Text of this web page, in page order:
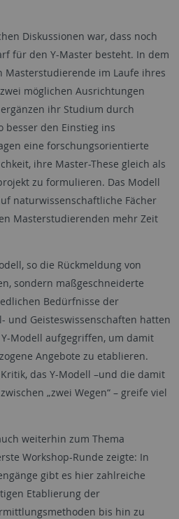
Diskussionen war, dass noch
für den Y-Master besteht. In dem
Masterstudierende im Laufe ihres
möglichen Ausrichtungen
ihr Studium durch
besser den Einstieg ins
eine forschungsorientierte
ihre Master-These gleich als
zu formulieren. Das Modell
naturwissenschaftliche Fächer
Masterstudierenden mehr Zeit
so die Rückmeldung von
sondern maßgeschneiderte
Bedürfnisse der
und Geisteswissenschaften hatten
Modell aufgegriffen, um damit
Angebote zu etablieren.
das Y-Modell –und die damit
„zwei Wegen“ – greife viel
weiterhin zum Thema
Workshop-Runde zeigte: In
gibt es hier zahlreiche
Etablierung der
bis hin zu